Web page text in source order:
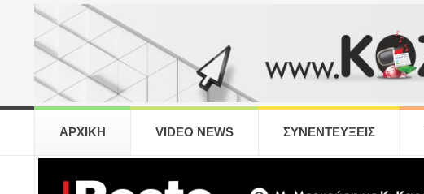
ΑΡΧΙΚΗ VIDEO NEWS ΣΥΝΕΝΤΕΥΞΕΙΣ